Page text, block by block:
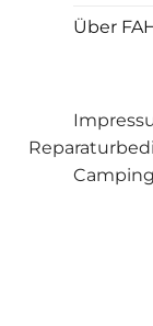
Über
Camping